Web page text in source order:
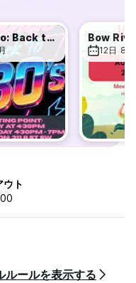
ホステルになっていま
り眠りたいとは思いませ
？ワプタトラバースに挑
リザベスパーカーかアボ
くところですか？登山、
クルイーズアルパインセ
あって、あなたのロッキ
しません。
🎶 Bingo: Back to the 80s Bow
12日 8月
ウト
ルールを表示する